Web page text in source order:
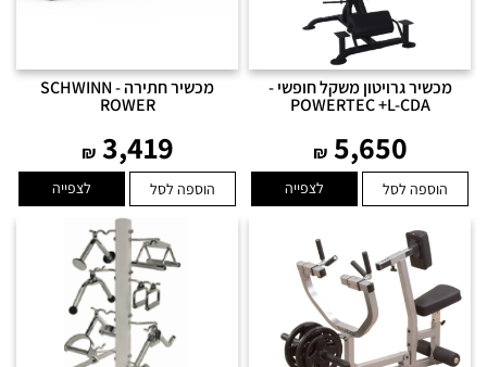
מכשיר גרויטון משקל חופשי -
POWERTEC +L-CDA
5,650
₪
הוספה לסל לצפייה
מכשיר חתירה - SCHWINN
ROWER
3,419
₪
הוספה לסל לצפייה